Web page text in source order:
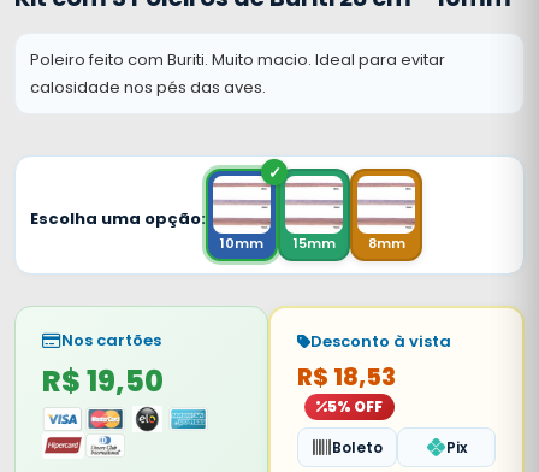
Poleiro feito com Buriti. Muito macio. Ideal para evitar
calosidade nos pés das aves.
Escolha uma opção:
10mm 15mm 8mm
Nos cartões
R$ 19,50
Desconto à vista
R$ 18,53
5% OFF
Boleto
Pix